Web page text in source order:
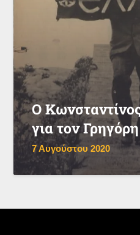
Ο
για τον
7 Αυγούστου 2020